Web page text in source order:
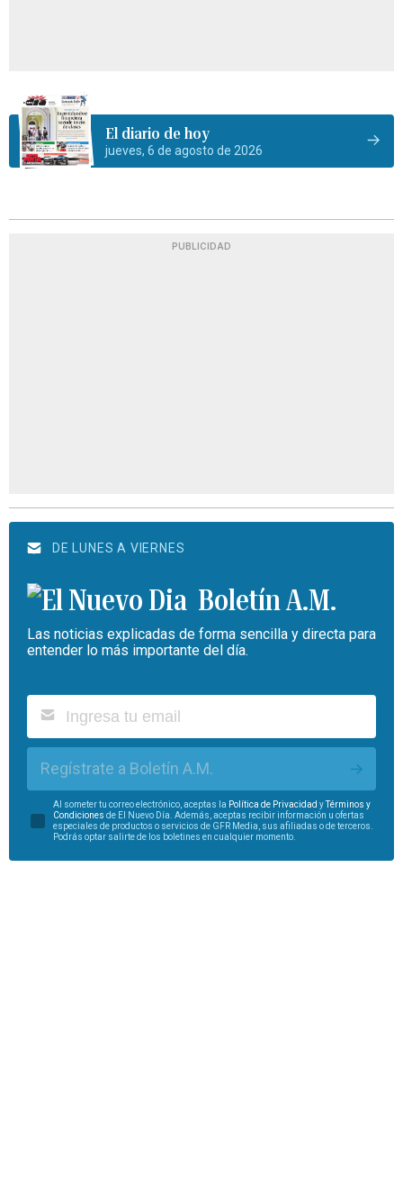
El diario de hoy
jueves, 6 de agosto de 2026
PUBLICIDAD
DE LUNES A VIERNES
Boletín A.M.
Las noticias explicadas de forma sencilla y directa para
entender lo más importante del día.
Regístrate a Boletín A.M.
Al someter tu correo electrónico, aceptas la Política de Privacidad y
Términos y
Condiciones de El Nuevo Día. Además, aceptas recibir información u ofertas
especiales de productos o servicios de GFR Media, sus afiliadas o de terceros.
Podrás optar salirte de los boletines en cualquier momento.